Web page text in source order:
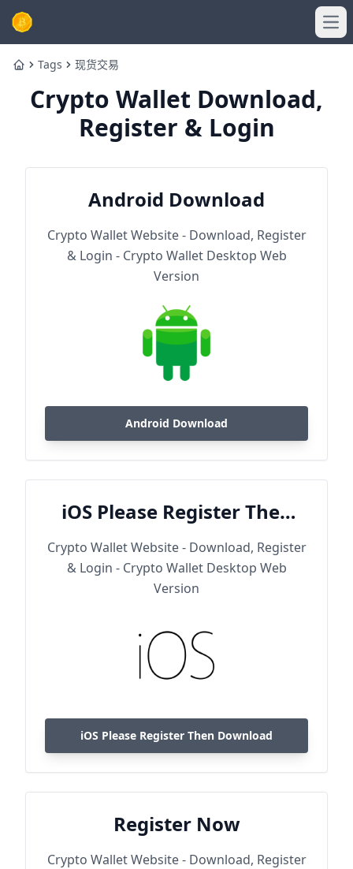
HomeTags 现货交易
Crypto Wallet Download,
Register & Login
Android Download
Crypto Wallet Website - Download, Register
& Login - Crypto Wallet Desktop Web
Version
Android Download
iOS Please Register Then
Download
Crypto Wallet Website - Download, Register
& Login - Crypto Wallet Desktop Web
Version
iOS Please Register Then Download
Register Now
Crypto Wallet Website - Download, Register